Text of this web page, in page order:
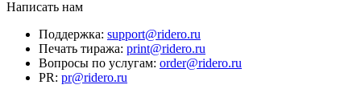
Написать нам
Поддержка: support@ridero.ru
Печать тиража: print@ridero.ru
Вопросы по услугам: order@ridero.ru
PR: pr@ridero.ru